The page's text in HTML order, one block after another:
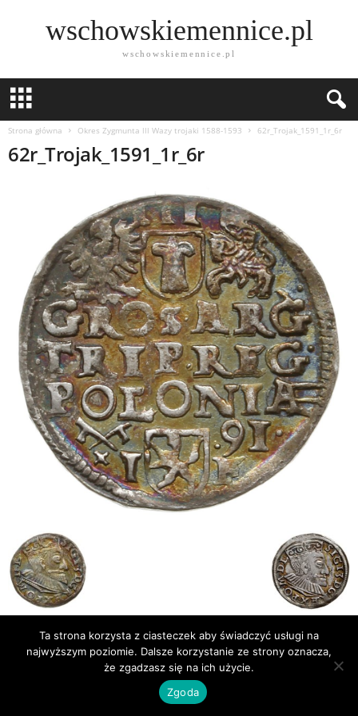
wschowskiemennice.pl
wschowskiemennice.pl
Strona główna Okres Zygmunta lll Wazy trojaki 1588-1593 62r_Trojak_1591_1r_6r
62r_Trojak_1591_1r_6r
Publikacje
Bibliografia
© Newsmag WordPress Theme by TagDiv
Ta strona korzysta z ciasteczek aby świadczyć usługi na
najwyższym poziomie. Dalsze korzystanie ze strony oznacza,
że zgadzasz się na ich użycie.
Zgoda